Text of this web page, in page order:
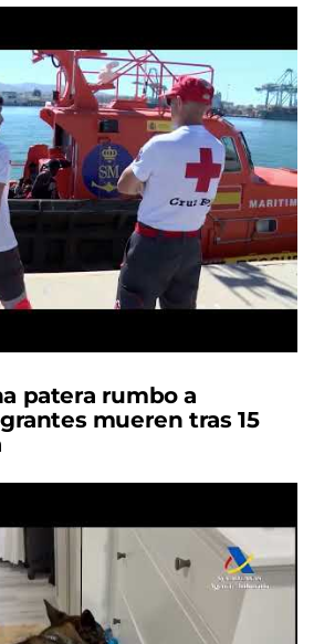
patera rumbo a
mueren tras 15